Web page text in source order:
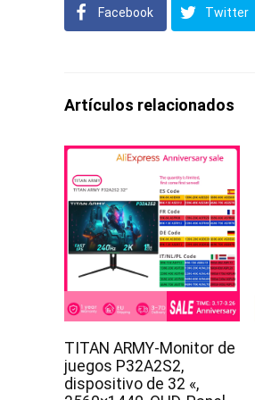
Facebook Twitter
Artículos relacionados
TITAN ARMY-Monitor de
juegos P32A2S2,
dispositivo de 32 «,